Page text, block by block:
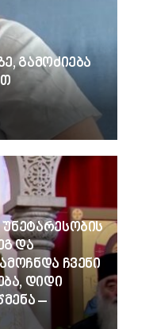
გამოძიება
და
ჩვენი
დიდი
–